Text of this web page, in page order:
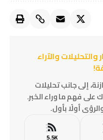
والآراء
إلى جانب تحليلات
فهم ما وراء الخبر.
أولًا بأول.
5.5K